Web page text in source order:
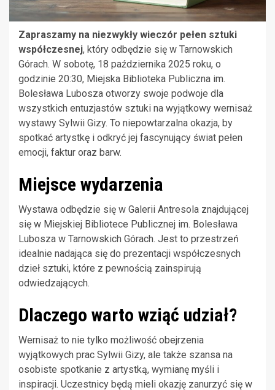
Zapraszamy na niezwykły wieczór pełen sztuki
współczesnej, który odbędzie się w Tarnowskich
Górach. W sobotę, 18 października 2025 roku, o
godzinie 20:30, Miejska Biblioteka Publiczna im.
Bolesława Lubosza otworzy swoje podwoje dla
wszystkich entuzjastów sztuki na wyjątkowy wernisaż
wystawy Sylwii Gizy. To niepowtarzalna okazja, by
spotkać artystkę i odkryć jej fascynujący świat pełen
emocji, faktur oraz barw.
Miejsce wydarzenia
Wystawa odbędzie się w Galerii Antresola znajdującej
się w Miejskiej Bibliotece Publicznej im. Bolesława
Lubosza w Tarnowskich Górach. Jest to przestrzeń
idealnie nadająca się do prezentacji współczesnych
dzieł sztuki, które z pewnością zainspirują
odwiedzających.
Dlaczego warto wziąć udział?
Wernisaż to nie tylko możliwość obejrzenia
wyjątkowych prac Sylwii Gizy, ale także szansa na
osobiste spotkanie z artystką, wymianę myśli i
inspiracji. Uczestnicy będą mieli okazję zanurzyć się w